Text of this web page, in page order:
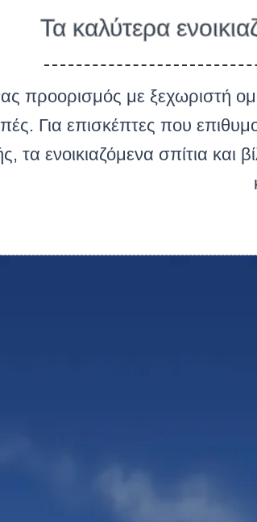
Τα καλύτερα
προορισμός με ξεχωριστή
Για επισκέπτες που
τα ενοικιαζόμενα σπίτια